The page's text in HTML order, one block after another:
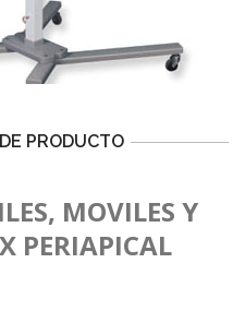
PRODUCTO
MOVILES Y
PERIAPICAL